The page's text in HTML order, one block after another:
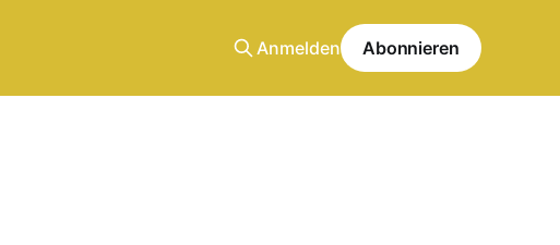
Anmelden Abonnieren